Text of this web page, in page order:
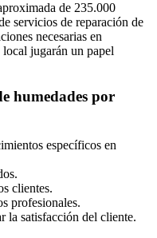
de 235.000
servicios de reparación de
necesarias en
jugarán un papel
humedades por
específicos en
clientes.
profesionales.
la satisfacción del cliente.